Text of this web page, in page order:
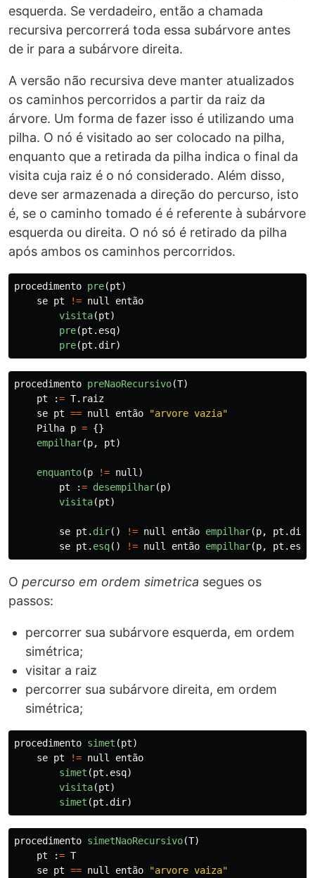
esquerda. Se verdadeiro, então a chamada
recursiva percorrerá toda essa subárvore antes
de ir para a subárvore direita.
A versão não recursiva deve manter atualizados
os caminhos percorridos a partir da raiz da
árvore. Um forma de fazer isso é utilizando uma
pilha. O nó é visitado ao ser colocado na pilha,
enquanto que a retirada da pilha indica o final da
visita cuja raiz é o nó considerado. Além disso,
deve ser armazenada a direção do percurso, isto
é, se o caminho tomado é é referente à subárvore
esquerda ou direita. O nó só é retirado da pilha
após ambos os caminhos percorridos.
procedimento pre(pt)
se pt != null
então
visita(pt)
pre(pt . esq)
pre(pt .dir)
procedimento preNaoRecursivo(T)
pt
:= T. raiz
se pt == null então "arvore vazia"
Pilha p = {}
empilhar(p, pt)
enquanto(p != null )
pt
:= desempilhar(p)
visita(pt)
se pt . dir() != null então empilhar(p, pt .dir
se pt . esq() != null então empilhar(p, pt . esq
O percurso em ordem simetrica segues os
passos:
percorrer sua subárvore esquerda, em ordem
simétrica;
visitar a raiz
percorrer sua subárvore direita, em ordem
simétrica;
procedimento simet (pt)
se pt != null
então
simet (pt . esq)
visita(pt)
simet (pt .dir)
procedimento simetNaoRecursivo(T)
pt
:= T
se pt == null então "arvore vaiza"